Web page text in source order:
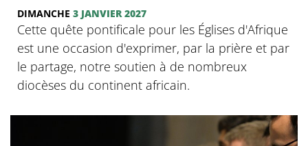
DIMANCHE 3 JANVIER 2027
Cette quête pontificale pour les Églises d'Afrique
est une occasion d'exprimer, par la prière et par
le partage, notre soutien à de nombreux
diocèses du continent africain.